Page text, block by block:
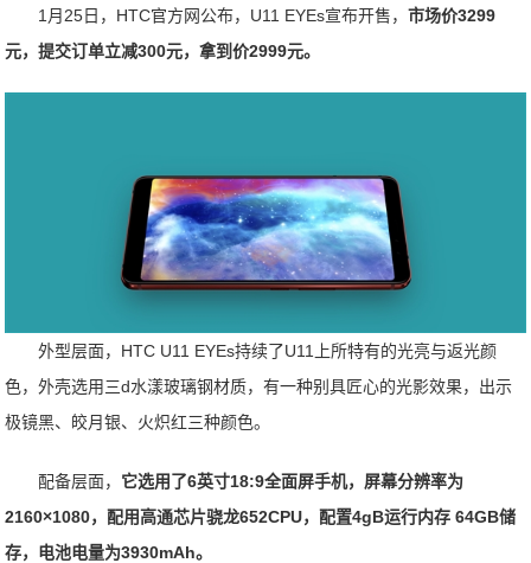
1月25日，HTC官方网公布，U11 EYEs宣布开售，市场价3299
元，提交订单立减300元，拿到价2999元。
外型层面，HTC U11 EYEs持续了U11上所特有的光亮与返光颜
色，外壳选用三d水漾玻璃钢材质，有一种别具匠心的光影效果，出示
极镜黑、皎月银、火炽红三种颜色。
配备层面， 它选用了6英寸18:9全面屏手机，屏幕分辨率为
2160×1080，配用高通芯片骁龙652CPU，配置4gB运行内存 64GB储
存，电池电量为3930mAh。